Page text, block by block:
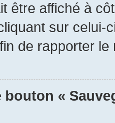
être affiché à
sur
de rapporter le
bouton «